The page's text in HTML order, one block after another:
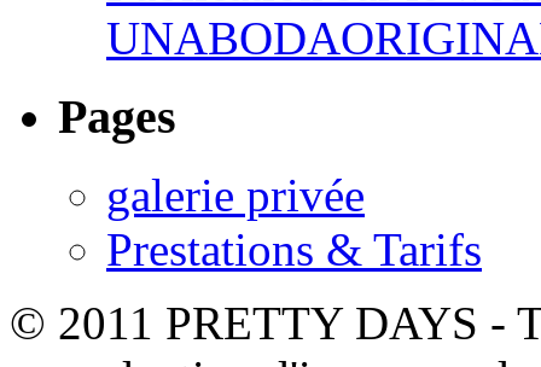
Pages
galerie privée
Prestations & Tarifs
© 2011 PRETTY DAYS -